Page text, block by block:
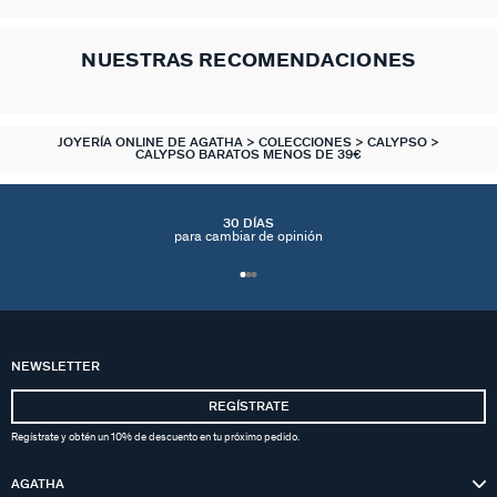
NUESTRAS RECOMENDACIONES
JOYERÍA ONLINE DE AGATHA COLECCIONES
CALYPSO
CALYPSO BARATOS MENOS DE 39€
30 DÍAS
para cambiar de opinión
NEWSLETTER
REGÍSTRATE
Regístrate y obtén un 10% de descuento en tu próximo pedido.
AGATHA